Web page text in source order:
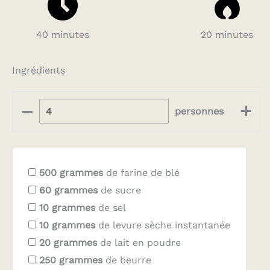
40 minutes 20 minutes
Ingrédients
– personnes +
500 grammes de farine de blé
60 grammes de sucre
10 grammes de sel
10 grammes de levure sèche instantanée
20 grammes de lait en poudre
250 grammes de beurre